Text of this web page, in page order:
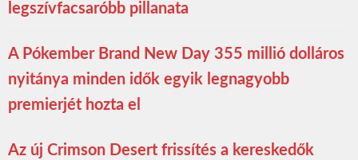
legszívfacsaróbb pillanata
A Pókember Brand New Day 355 millió dolláros
nyitánya minden idők egyik legnagyobb
premierjét hozta el
Az új Crimson Desert frissítés a kereskedők